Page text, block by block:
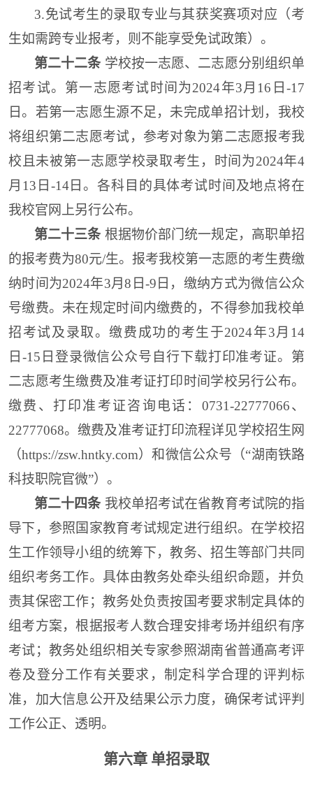
3.免试考生的录取专业与其获奖赛项对应（考
生如需跨专业报考，则不能享受免试政策）。
第二十二条 学校按一志愿、二志愿分别组织单
招考试。第一志愿考试时间为2024年3月16日-17
日 。 若第一志愿生源不足， 未完成单招计划 ，我校
将组织第二志愿考试， 参考对象为第二志愿报考我
校且未被第一志愿学校录取考生， 时间为2024年4
月13日-14日。各科目的具体考试时间及地点将在
我校官网上另行公布。
第二十三条 根据物价部门统一规定，高职单招
的报考费为80元/生。报考我校第一志愿的考生费缴
纳时间为2024年3月8 日-9 日 ， 缴纳方式为微信公众
号缴费。 未在规定时间内缴费的，不得参加我校单
招考试及录取。缴费成功的考生于2024年3月 14
日-15 日 登录微信公众号自行下载打印准考证。第
二志愿考生缴费及准考证打印时间学校另行公布。
缴费 、 打印准考证咨询电话： 0731-22777066、
22777068。缴费及准考证打印流程详见学校招生网
（https://zsw.hntky.com）和微信公众号（“湖南铁路
科技职院官微”） 。
第二十四条 我校单招考试在省教育考试院的指
导下，参照国家教育考试规定进行组织。在学校招
生工作领导小组的统筹下，教务、招生等部门共同
组织考务工作。具体由教务处牵头组织命题，并负
责其保密工作； 教务处负责按国考要求制定具体的
组考方案，根据报考人数合理安排考场并组织有序
考试； 教务处组织相关专家参照湖南省普通高考评
卷及登分工作有关要求 ， 制定科学合理的评判标
准，加大信息公开及结果公示力度，确保考试评判
工作公正、透明。
第六章 单招录取